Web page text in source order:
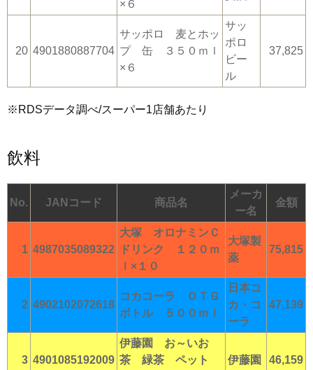
×６
20 4901880887704
サッポロ 麦とホッ
プ 缶 ３５０ｍｌ
×６
サッ
ポロ
ビー
ル
37,825
※RDSデータ調べ/スーパー1店舗あたり
飲料
No. JANコード 商品名
メーカ
ー名
金額
1 4987035089322
大塚 オロナミンＣ
ドリンク １２０ｍ
ｌ×１０
大塚製
薬
75,815
2 4902102072618
コカコーラ ＯＴＧ
ボトル ５００ｍｌ
日本コ
カ・コ
ーラ
47,139
3 4901085192009
伊藤園 お～いお
茶 緑茶 ペット
伊藤園 46,159